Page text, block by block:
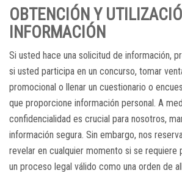
OBTENCIÓN Y
INFORMACIÓN
Si usted hace una solicitud de información,
si usted participa en un concurso, tomar
promocional o llenar un cuestionario o
que proporcione información personal. A
confidencialidad es crucial para nosotros,
información segura. Sin embargo, nos
revelar en cualquier momento si se requiere
un proceso legal válido como una orden de